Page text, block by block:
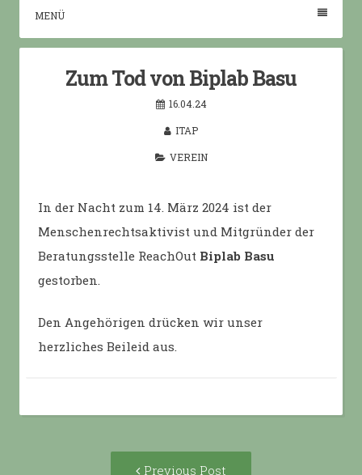
MENÜ
Zum Tod von Biplab Basu
16.04.24
ITAP
VEREIN
In der Nacht zum 14. März 2024 ist der
Menschenrechtsaktivist und Mitgründer der
Beratungsstelle ReachOut Biplab Basu
gestorben.
Den Angehörigen drücken wir unser
herzliches Beileid aus.
Previous Post